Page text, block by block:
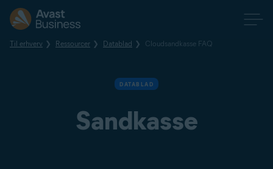
Til erhverv Ressourcer Datablad Cloudsandkasse FAQ
DATABLAD
Sandkasse